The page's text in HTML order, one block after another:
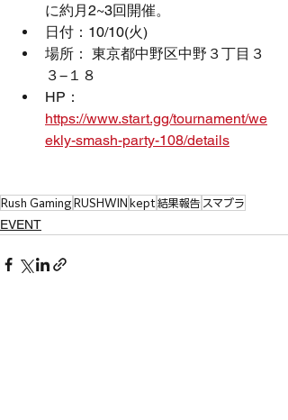
に約月2~3回開催。
日付：10/10(火)
場所： 東京都中野区中野３丁目３
３−１８
HP：
https://www.start.gg/tournament/we
ekly-smash-party-108/details
Rush Gaming RUSHWIN kept結果報告 スマブラ
EVENT